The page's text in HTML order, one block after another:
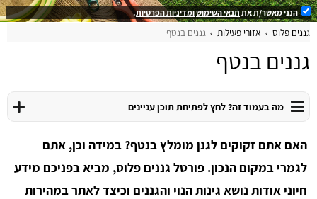
הנני מאשר/ת אתתנאי השימושומדיניות הפרטיות.
גננים פלוס אזורי פעילות גננים בנטף
גננים בנטף
מה בעמוד זה? לחץ לפתיחת תוכן עניינים
האם אתם זקוקים לגנן מומלץ בנטף? במידה וכן, אתם
לגמרי במקום הנכון. פורטל גננים פלוס, מביא בפניכם מידע
חיוני אודות נושא גינות הנוי והגננים וכיצד לאתר במהירות